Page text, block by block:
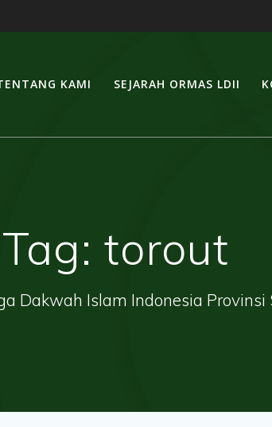
KAMI SEJARAH ORMAS LDII
Tag:torout
Dakwah Islam Indonesia